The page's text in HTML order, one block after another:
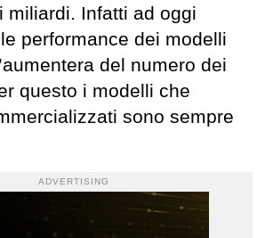
miliardi. Infatti ad oggi
performance dei modelli
del numero dei
questo i modelli che
sono sempre
ADVERTISING